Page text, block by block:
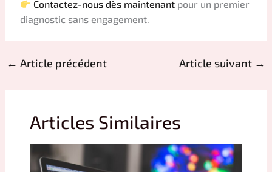
Contactez-nous dès maintenantpour un premier
diagnostic sans engagement.
← Article précédent Article suivant →
Articles Similaires